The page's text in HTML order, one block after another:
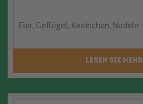
Eier, Geflügel, Kaninchen, Nudeln
LESEN SIE MEHR